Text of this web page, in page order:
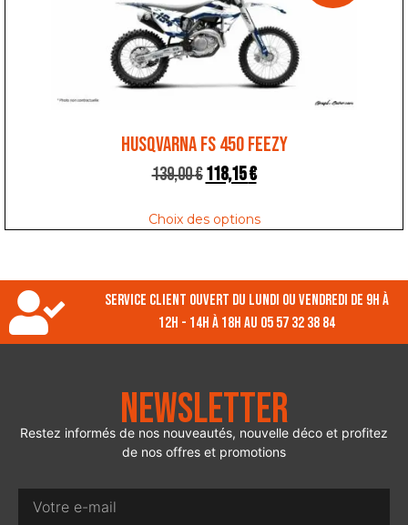
HUSQVARNA FS 450 FEEZY
139,00€118,15€
Choix des options
Service client ouvert du lundi ou vendredi de 9h à
12h - 14h à 18h au 05 57 32 38 84
Newsletter
Restez informés de nos nouveautés, nouvelle déco et profitez
de nos offres et promotions